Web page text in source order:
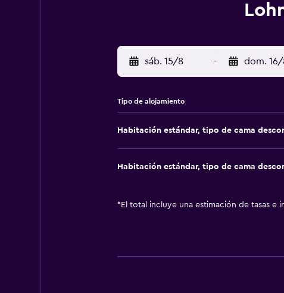
sáb. 15/8 - dom. 16/
Tipo de alojamiento
Habitación estándar, tipo de cama
Habitación estándar, tipo de cama
* El total incluye una estimación de tasas e